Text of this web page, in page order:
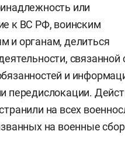
или
к ВС РФ, воинским
и органам, делиться
связанной
и
передислокации.
на всех
на военные